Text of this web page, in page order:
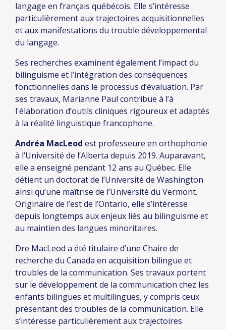
langage en français québécois. Elle s’intéresse
particulièrement aux trajectoires acquisitionnelles
et aux manifestations du trouble développemental
du langage.
Ses recherches examinent également l’impact du
bilinguisme et l’intégration des conséquences
fonctionnelles dans le processus d’évaluation. Par
ses travaux, Marianne Paul contribue à l’à
l'élaboration d’outils cliniques rigoureux et adaptés
à la réalité linguistique francophone.
Andréa MacLeod est professeure en orthophonie
à l’Université de l’Alberta depuis 2019. Auparavant,
elle a enseigné pendant 12 ans au Québec. Elle
détient un doctorat de l’Université de Washington
ainsi qu’une maîtrise de l’Université du Vermont.
Originaire de l’est de l’Ontario, elle s’intéresse
depuis longtemps aux enjeux liés au bilinguisme et
au maintien des langues minoritaires.
Dre MacLeod a été titulaire d’une Chaire de
recherche du Canada en acquisition bilingue et
troubles de la communication. Ses travaux portent
sur le développement de la communication chez les
enfants bilingues et multilingues, y compris ceux
présentant des troubles de la communication. Elle
s’intéresse particulièrement aux trajectoires